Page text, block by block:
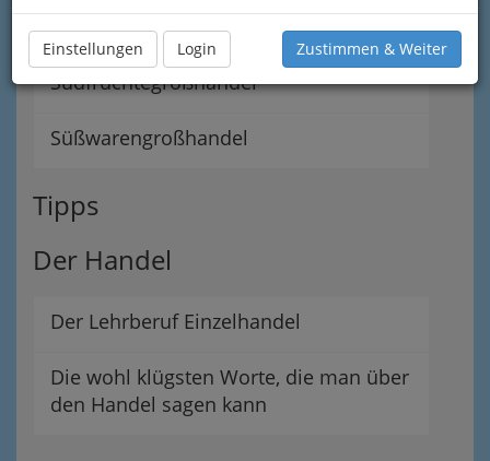
Einstellungen Login Zustimmen & Weiter
Schlachtabfallgroßhandel
Südfrüchtegroßhandel
Süßwarengroßhandel
Tipps
Der Handel
Der Lehrberuf Einzelhandel
Die wohl klügsten Worte, die man über
den Handel sagen kann